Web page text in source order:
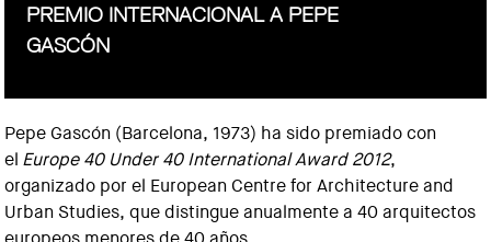
PREMIO INTERNACIONAL A PEPE
GASCÓN
Pepe Gascón (Barcelona, 1973) ha sido premiado con
el Europe 40 Under 40 International Award 2012,
organizado por el European Centre for Architecture and
Urban Studies, que distingue anualmente a 40 arquitectos